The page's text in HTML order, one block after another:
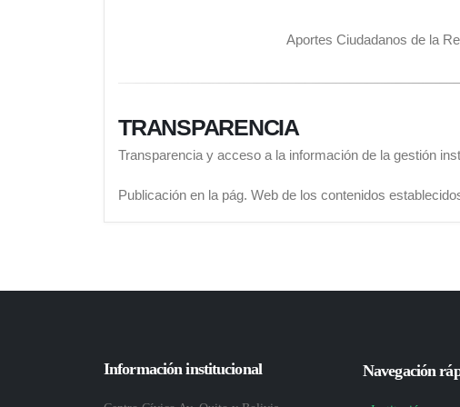
Aportes Ciudadanos de la
TRANSPARENCIA
Transparencia y acceso a la información de la gestión
Publicación en la pág. Web de los contenidos
Información institucional Navegación